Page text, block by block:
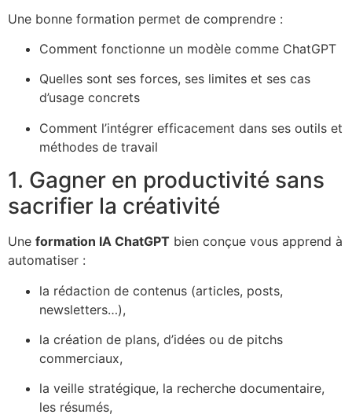
Une bonne formation permet de comprendre :
Comment fonctionne un modèle comme ChatGPT
Quelles sont ses forces, ses limites et ses cas
d’usage concrets
Comment l’intégrer efficacement dans ses outils et
méthodes de travail
1. Gagner en productivité sans
sacrifier la créativité
Une formation IA ChatGPT bien conçue vous apprend à
automatiser :
la rédaction de contenus (articles, posts,
newsletters…),
la création de plans, d’idées ou de pitchs
commerciaux,
la veille stratégique, la recherche documentaire,
les résumés,